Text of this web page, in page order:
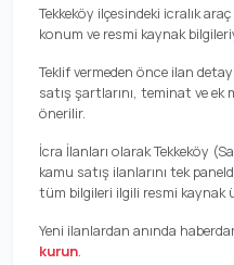
Tekkeköy ilçesindeki icralık
konum ve resmi kaynak
Teklif vermeden önce ilan
satış şartlarını, teminat ve
önerilir.
İcra İlanları olarak Tekkeköy
kamu satış ilanlarını tek
tüm bilgileri ilgili resmi kaynak
Yeni ilanlardan anında
kurun.